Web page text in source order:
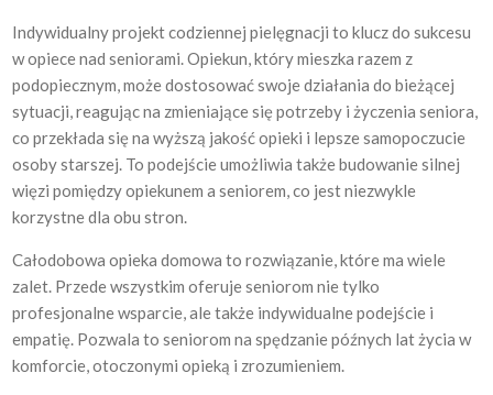
Indywidualny projekt codziennej pielęgnacji to klucz do sukcesu
w opiece nad seniorami. Opiekun, który mieszka razem z
podopiecznym, może dostosować swoje działania do bieżącej
sytuacji, reagując na zmieniające się potrzeby i życzenia seniora,
co przekłada się na wyższą jakość opieki i lepsze samopoczucie
osoby starszej. To podejście umożliwia także budowanie silnej
więzi pomiędzy opiekunem a seniorem, co jest niezwykle
korzystne dla obu stron.
Całodobowa opieka domowa to rozwiązanie, które ma wiele
zalet. Przede wszystkim oferuje seniorom nie tylko
profesjonalne wsparcie, ale także indywidualne podejście i
empatię. Pozwala to seniorom na spędzanie późnych lat życia w
komforcie, otoczonymi opieką i zrozumieniem.